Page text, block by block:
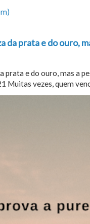
da prata e do ouro,
prata e do ouro, mas a
Muitas vezes, quem